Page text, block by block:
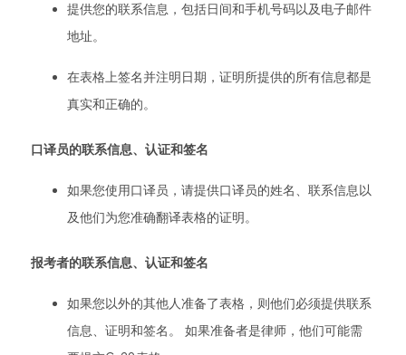
提供您的联系信息，包括日间和手机号码以及电子邮件
地址。
在表格上签名并注明日期，证明所提供的所有信息都是
真实和正确的。
口译员的联系信息、认证和签名
如果您使用口译员，请提供口译员的姓名、联系信息以
及他们为您准确翻译表格的证明。
报考者的联系信息、认证和签名
如果您以外的其他人准备了表格，则他们必须提供联系
信息、证明和签名。 如果准备者是律师，他们可能需